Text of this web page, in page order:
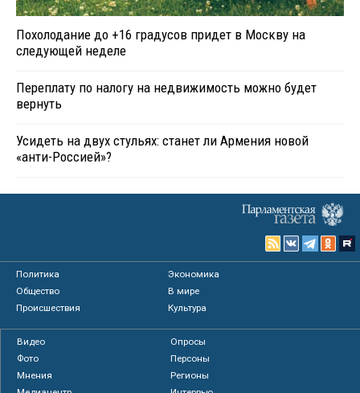
Похолодание до +16 градусов придет в Москву на
следующей неделе
Переплату по налогу на недвижимость можно будет
вернуть
Усидеть на двух стульях: станет ли Армения новой
«анти-Россией»?
Политика
Экономика
Общество
В мире
Происшествия
Культура
Видео
Опросы
Фото
Персоны
Мнения
Регионы